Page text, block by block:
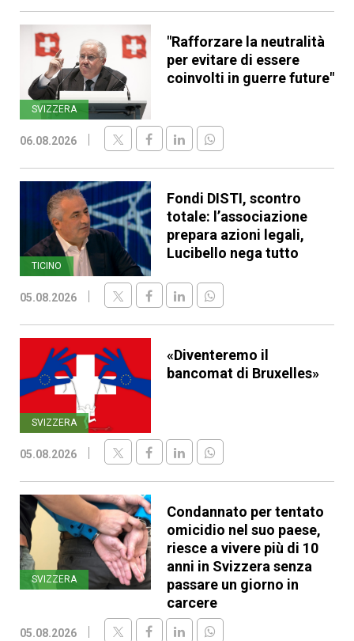
SVIZZERA
"Rafforzare la neutralità
per evitare di essere
coinvolti in guerre future"
06.08.2026
TICINO
Fondi DISTI, scontro
totale: l’associazione
prepara azioni legali,
Lucibello nega tutto
05.08.2026
SVIZZERA
«Diventeremo il
bancomat di Bruxelles»
05.08.2026
SVIZZERA
Condannato per tentato
omicidio nel suo paese,
riesce a vivere più di 10
anni in Svizzera senza
passare un giorno in
carcere
05.08.2026